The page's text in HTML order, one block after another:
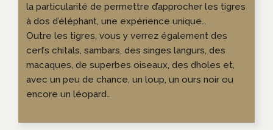
la particularité de permettre d’approcher les tigres
à dos d’éléphant, une expérience unique…
Outre les tigres, vous y verrez également des
cerfs chitals, sambars, des singes langurs, des
macaques, de superbes oiseaux, des dholes et,
avec un peu de chance, un loup, un ours noir ou
encore un léopard…